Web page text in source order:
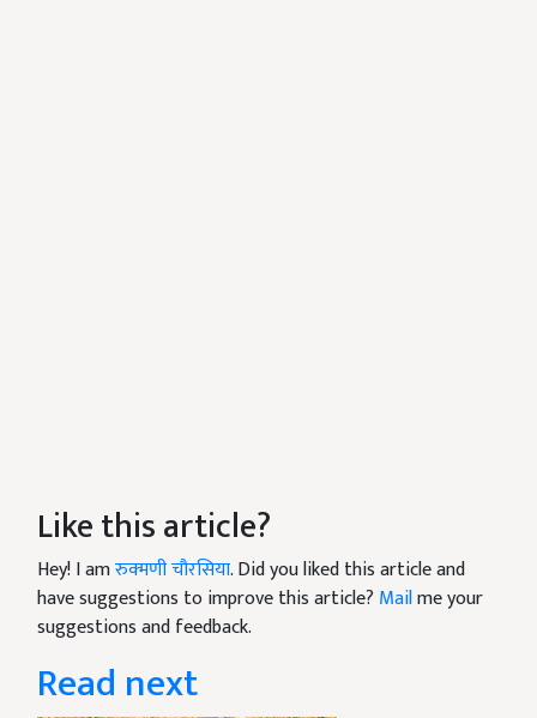
Like this article?
Hey! I amरुक्मणी चौरसिया. Did you liked this article and
have suggestions to improve this article? Mailme your
suggestions and feedback.
Read next